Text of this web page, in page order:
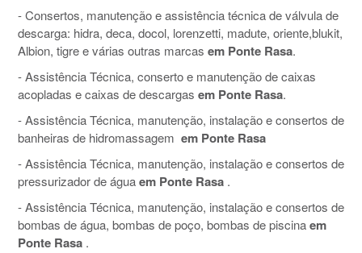
- Consertos, manutenção e assistência técnica de válvula de
descarga: hidra, deca, docol, lorenzetti, madute, oriente,blukit,
Albion, tigre e várias outras marcas em Ponte Rasa.
- Assistência Técnica, conserto e manutenção de caixas
acopladas e caixas de descargas em Ponte Rasa.
- Assistência Técnica, manutenção, instalação e consertos de
banheiras de hidromassagem em Ponte Rasa
- Assistência Técnica, manutenção, instalação e consertos de
pressurizador de águaem Ponte Rasa .
- Assistência Técnica, manutenção, instalação e consertos de
bombas de água, bombas de poço, bombas de piscinaem
Ponte Rasa .